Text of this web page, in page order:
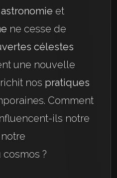
et
ne cesse de
célestes
une nouvelle
nos pratiques
Comment
ils notre
?